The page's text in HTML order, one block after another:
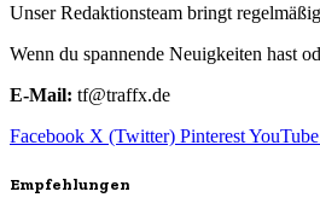
Unser Redaktionsteam bringt
Wenn du spannende Neuigkeiten hast
E-Mail: tf@traffx.de
Facebook X (Twitter) PinterestYouTube
Empfehlungen